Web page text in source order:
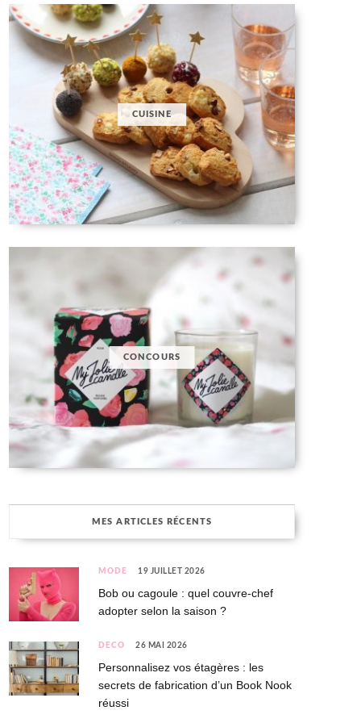
CUISINE
CONCOURS
MES ARTICLES RÉCENTS
MODE 19 JUILLET 2026
Bob ou cagoule : quel couvre-chef
adopter selon la saison ?
DÉCO 26 MAI 2026
Personnalisez vos étagères : les
secrets de fabrication d’un Book Nook
réussi